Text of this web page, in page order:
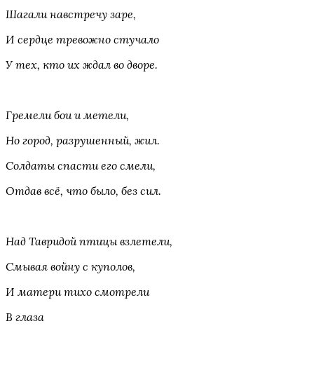
Шагали навстречу заре,
И сердце тревожно стучало
У тех, кто их ждал во дворе.
Гремели бои и метели,
Но город, разрушенный, жил.
Солдаты спасти его смели,
Отдав всё, что было, без сил.
Над Тавридой птицы взлетели,
Смывая войну с куполов,
И матери тихо смотрели
В глаза